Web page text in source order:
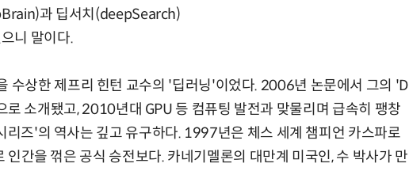
과 딥서치(deepSearch)
니 말이다.
수상한 제프리 힌턴 교수의 '딥러닝'이었다. 2006년 논문에서 그의 'D
소개됐고, 2010년대 GPU 등 컴퓨팅 발전과 맞물리며 급속히 팽창
리즈'의 역사는 깊고 유구하다. 1997년은 체스 세계 챔피언 카스파로
간을 꺾은 공식 승전보다. 카네기멜론의 대만계 미국인, 수 박사가 만